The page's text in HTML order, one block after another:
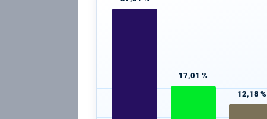
17,01 %
12,18 %